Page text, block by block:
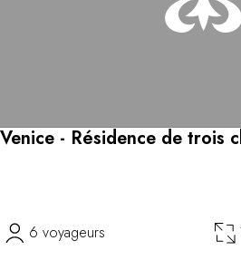
Venice - Résidence de trois
6 voyageurs